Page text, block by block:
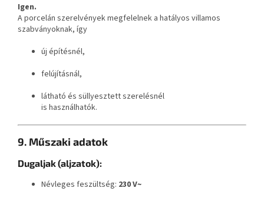
Igen.
A porcelán szerelvények megfelelnek a hatályos villamos
szabványoknak, így
új építésnél,
felújításnál,
látható és süllyesztett szerelésnél
is használhatók.
9. Műszaki adatok
Dugaljak (aljzatok):
Névleges feszültség: 230 V~